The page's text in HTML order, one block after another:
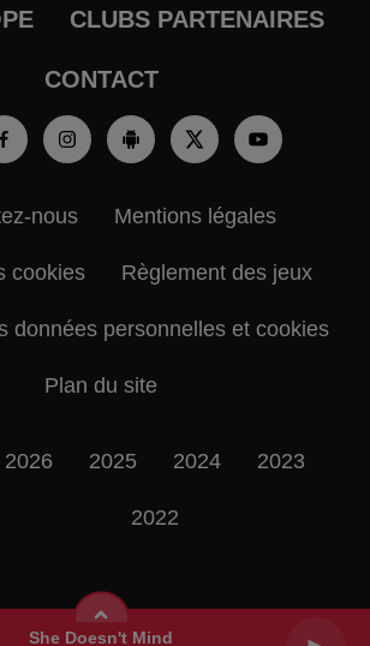
She Doesn't Mind
CLUBS PARTENAIRES
CONTACT
nous Mentions légales
cookies Règlement des jeux
données personnelles et cookies
Plan du site
2026 2025 2024 2023
2022